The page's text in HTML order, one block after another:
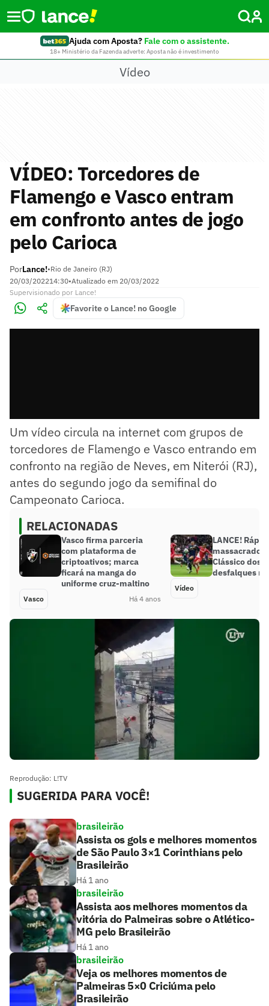
Ajuda com Aposta? Fale com o assistente.
18+ Ministério da Fazenda adverte: Aposta não é investimento
Vídeo
VÍDEO: Torcedores de
Flamengo e Vasco entram
em confronto antes de jogo
pelo Carioca
PorLance!•Rio de Janeiro (RJ)
20/03/202214:30•Atualizado em 20/03/2022
Supervisionado por Lance!
Favorite o Lance! no Google
Um vídeo circula na internet com grupos de
torcedores de Flamengo e Vasco entrando em
confronto na região de Neves, em Niterói (RJ),
antes do segundo jogo da semifinal do
Campeonato Carioca.
RELACIONADAS
Vasco firma parceria
com plataforma de
criptoativos; marca
ficará na manga do
uniforme cruz-maltino
Vasco Há 4 anos
LANCE!
massacrado
Clássico dos
desfalques
Vídeo
Reprodução: L!TV
SUGERIDA PARA VOCÊ!
brasileirão
Assista os gols e melhores momentos
de São Paulo 3×1 Corinthians pelo
Brasileirão
Há 1 ano
brasileirão
Assista aos melhores momentos da
vitória do Palmeiras sobre o Atlético-
MG pelo Brasileirão
Há 1 ano
brasileirão
Veja os melhores momentos de
Palmeiras 5×0 Criciúma pelo
Brasileirão